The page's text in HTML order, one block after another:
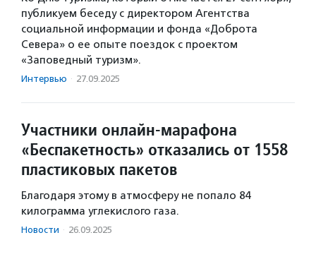
публикуем беседу с директором Агентства
социальной информации и фонда «Доброта
Севера» о ее опыте поездок с проектом
«Заповедный туризм».
Интервью · 27.09.2025
Участники онлайн-марафона
«Беспакетность» отказались от 1558
пластиковых пакетов
Благодаря этому в атмосферу не попало 84
килограмма углекислого газа.
Новости · 26.09.2025